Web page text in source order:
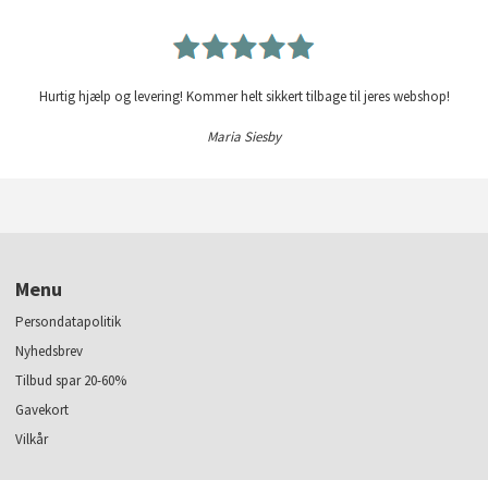
Hurtig hjælp og levering! Kommer helt sikkert tilbage til jeres webshop!
Maria Siesby
Menu
Persondatapolitik
Nyhedsbrev
Tilbud spar 20-60%
Gavekort
Vilkår